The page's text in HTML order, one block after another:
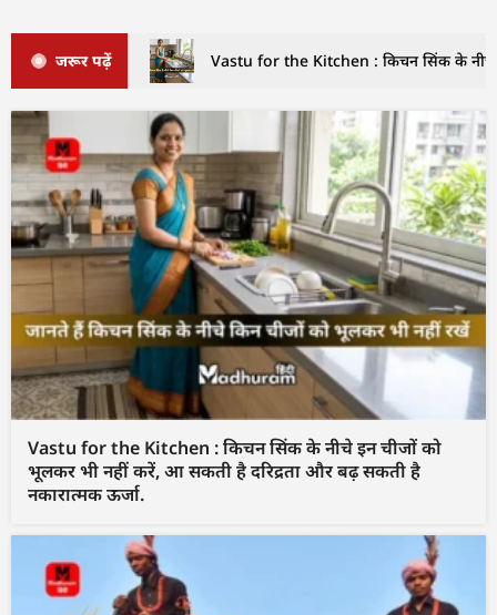
जरूर पढ़ें Vastu for the Kitchen : किचन सिंक के नीचे
Vastu for the Kitchen : किचन सिंक के नीचे इन चीजों को
भूलकर भी नहीं करें, आ सकती है दरिद्रता और बढ़ सकती है
नकारात्मक ऊर्जा.